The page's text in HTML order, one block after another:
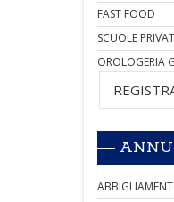
FAST FOOD
SCUOLE
OROLOGERIA